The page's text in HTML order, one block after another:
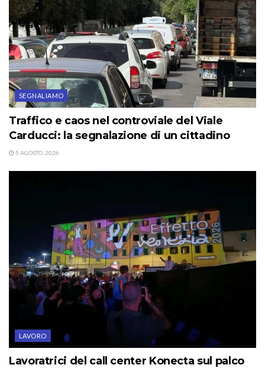
SEGNALIAMO
Traffico e caos nel controviale del Viale
Carducci: la segnalazione di un cittadino
5 AGOSTO, 2026
LAVORO
Lavoratrici del call center Konecta sul palco